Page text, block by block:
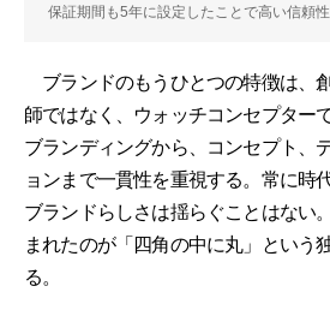
保証期間も5年に設定したことで高い信頼性
ブランドのもうひとつの特徴は、
師ではなく、ウォッチコンセプター
ブランディングから、コンセプト、
ョンまで一貫性を重視する。常に時
ブランドらしさは揺らぐことはない
まれたのが「四角の中に丸」という
る。